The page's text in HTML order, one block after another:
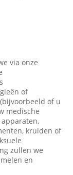
via onze
of
of u
medische
kruiden of
zullen we
en